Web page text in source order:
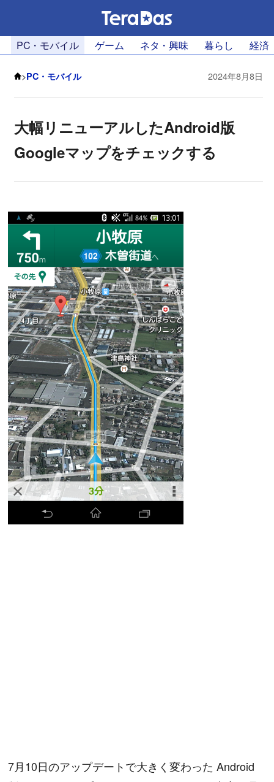
PC・モバイル ゲーム ネタ・興味 暮らし 経済
>PC・モバイル 2024年8月8日
大幅リニューアルしたAndroid版
Googleマップをチェックする
7月10日のアップデートで大きく変わった Android